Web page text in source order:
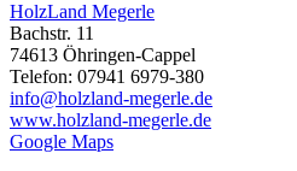
HolzLand Megerle
Bachstr. 11
74613 Öhringen-Cappel
Telefon: 07941 6979-380
info@holzland-megerle.de
www.holzland-megerle.de
Google Maps